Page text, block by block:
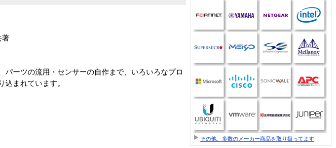
著
ーツの流用・センサーの自作まで、いろいろなプロ
まれています。
その他、多数のメーカー商品を取り扱ってます